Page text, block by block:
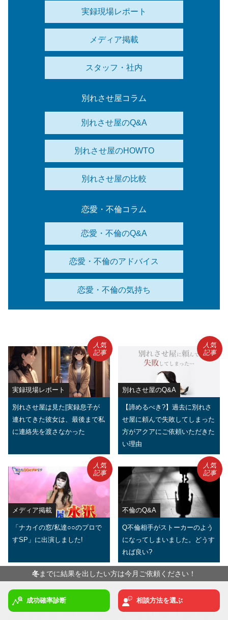
実録現場レポート
メディア掲載
スタッフ・社内
別れさせ屋コラム
別れさせ屋のQ&A
別れさせ屋のHOWTO
別れさせ屋の比較
恋愛・不倫コラム
恋愛・不倫のQ&A
恋愛・不倫のアドバイス
恋愛・不倫の気持ち
実録現場レポート
別れさせ屋は見た|実録息子が
連れてきた彼女は、最後まで私
に連絡先を渡さなかった
人気
記事
別れさせ屋のQ&A
【諦めるべき?】過去に別れさ
せ屋に頼んで失敗してしまった
方がアクアにご依頼いただきた
い理由
人気
記事
メディア掲載
「ナカイの窓/私達○○のプロで
すSP」に出演しました!
人気
記事
不倫のQ&A
Q不倫相手がストーカーのよう
になってしまいました。どうす
れば良い?
人気
記事
別れさせ工作の実態が分かる！公式イ
冬までに結果を出したい方は今月ご依頼ください！
成功確率診断 相談方法を選ぶ